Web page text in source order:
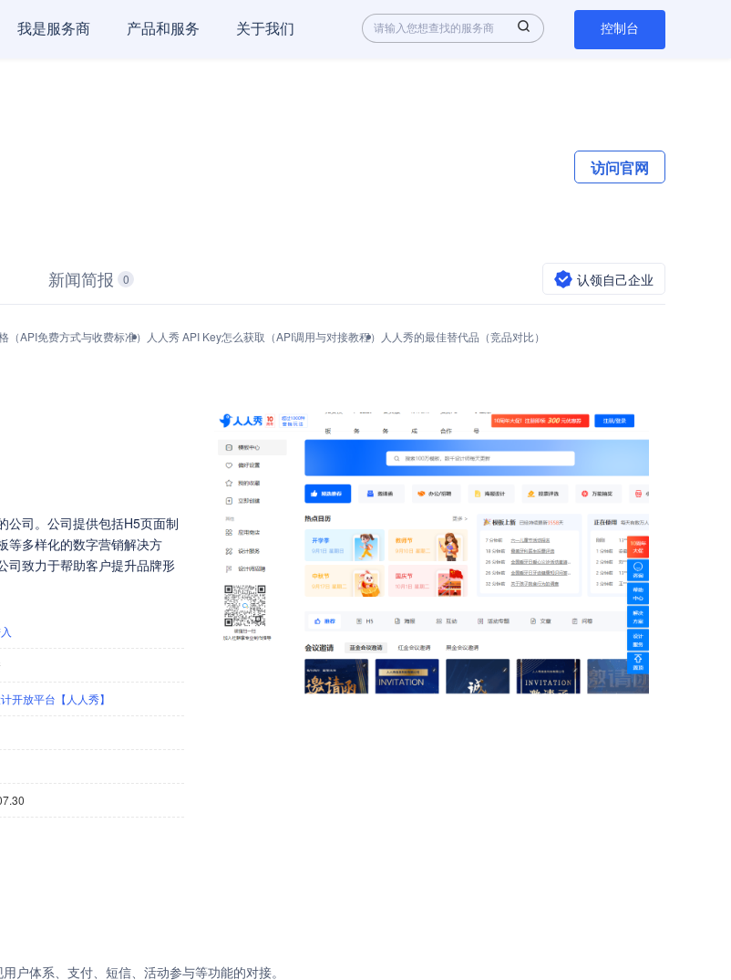
我是服务商 产品和服务 关于我们 控制台
访问官网
新闻简报 0 认领自己企业
（API免费方式与收费标准） 人人秀 API Key怎么获取（API调用与对接教程） 人人秀的最佳替代品（竞品对比）
公司。公司提供包括H5页面制
等多样化的数字营销解决方
司致力于帮助客户提升品牌形
开放平台【人人秀】
户体系、支付、短信、活动参与等功能的对接。